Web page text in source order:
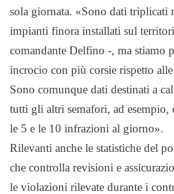
sola giornata. «Sono dati triplicati
impianti finora installati sul
comandante Delfino -, ma stiamo
incrocio con più corsie rispetto
Sono comunque dati destinati a
tutti gli altri semafori, ad esempio,
le 5 e le 10 infrazioni al giorno».
Rilevanti anche le statistiche del
che controlla revisioni e
le violazioni rilevate durante i